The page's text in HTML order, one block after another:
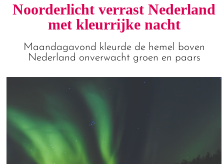
Noorderlicht verrast Nederland
met kleurrijke nacht
Maandagavond kleurde de hemel boven
Nederland onverwacht groen en paars